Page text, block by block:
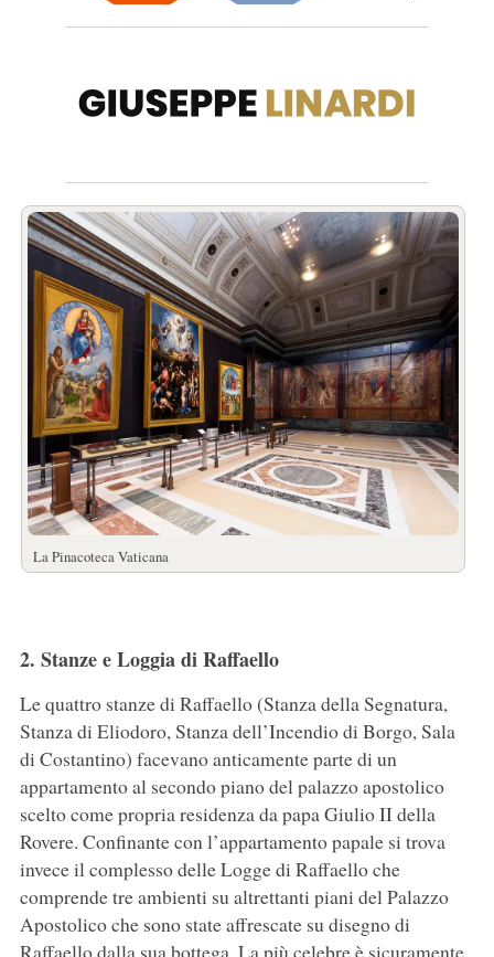
La Pinacoteca Vaticana
2. Stanze e Loggia di Raffaello
Le quattro stanze di Raffaello (Stanza della Segnatura,
Stanza di Eliodoro, Stanza dell’Incendio di Borgo, Sala
di Costantino) facevano anticamente parte di un
appartamento al secondo piano del palazzo apostolico
scelto come propria residenza da papa Giulio II della
Rovere. Confinante con l’appartamento papale si trova
invece il complesso delle Logge di Raffaello che
comprende tre ambienti su altrettanti piani del Palazzo
Apostolico che sono state affrescate su disegno di
Raffaello dalla sua bottega. La più celebre è sicuramente